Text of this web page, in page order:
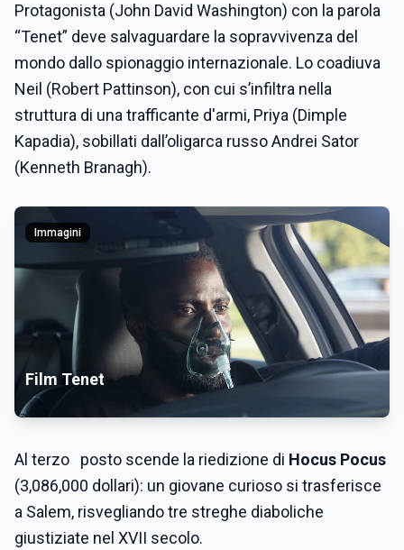
Protagonista (John David Washington) con la parola
“Tenet” deve salvaguardare la sopravvivenza del
mondo dallo spionaggio internazionale. Lo coadiuva
Neil (Robert Pattinson), con cui s’infiltra nella
struttura di una trafficante d'armi, Priya (Dimple
Kapadia), sobillati dall’oligarca russo Andrei Sator
(Kenneth Branagh).
Immagini
Film Tenet
Al terzo posto scende la riedizione di Hocus Pocus
(3,086,000 dollari): un giovane curioso si trasferisce
a Salem, risvegliando tre streghe diaboliche
giustiziate nel XVII secolo.